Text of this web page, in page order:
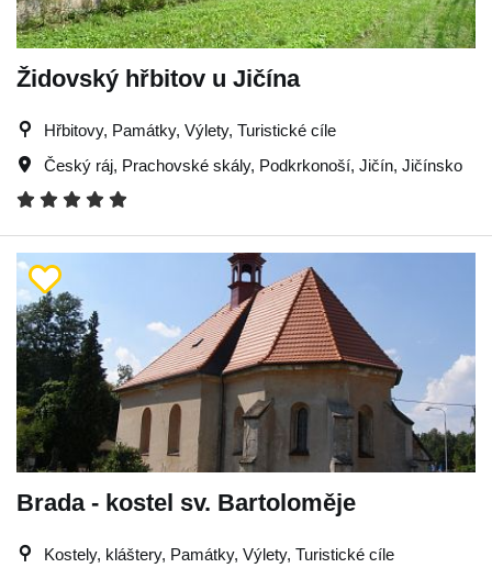
Židovský hřbitov u Jičína
Hřbitovy, Památky, Výlety, Turistické cíle
Český ráj, Prachovské skály, Podkrkonoší, Jičín, Jičínsko
Brada - kostel sv. Bartoloměje
Kostely, kláštery, Památky, Výlety, Turistické cíle